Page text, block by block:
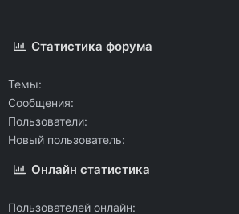
Статистика форума
Темы
Сообщения
Пользователи
Новый пользователь
Онлайн статистика
Пользователей онлайн